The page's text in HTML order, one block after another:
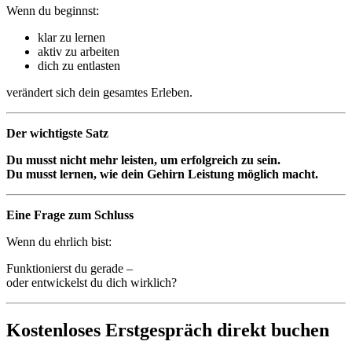
Wenn du beginnst:
klar zu lernen
aktiv zu arbeiten
dich zu entlasten
verändert sich dein gesamtes Erleben.
Der wichtigste Satz
Du musst nicht mehr leisten, um erfolgreich zu sein.
Du musst lernen, wie dein Gehirn Leistung möglich macht.
Eine Frage zum Schluss
Wenn du ehrlich bist:
Funktionierst du gerade –
oder entwickelst du dich wirklich?
Kostenloses Erstgespräch direkt buchen